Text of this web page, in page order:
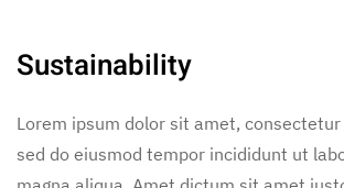
Sustainability
Lorem ipsum dolor sit amet,
sed do eiusmod tempor incididunt ut